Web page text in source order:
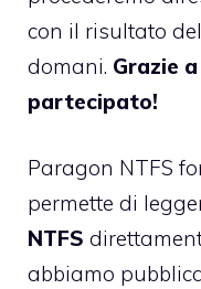
con il risultato
domani. Grazie
partecipato!
Paragon NTFS
permette di
NTFS
abbiamo